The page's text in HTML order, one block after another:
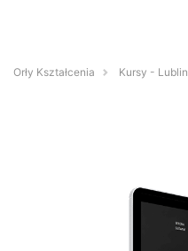
Orły Kształcenia Kursy - Lublin